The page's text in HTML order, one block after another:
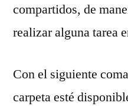
compartidos, de
realizar alguna tarea
Con el siguiente
carpeta esté